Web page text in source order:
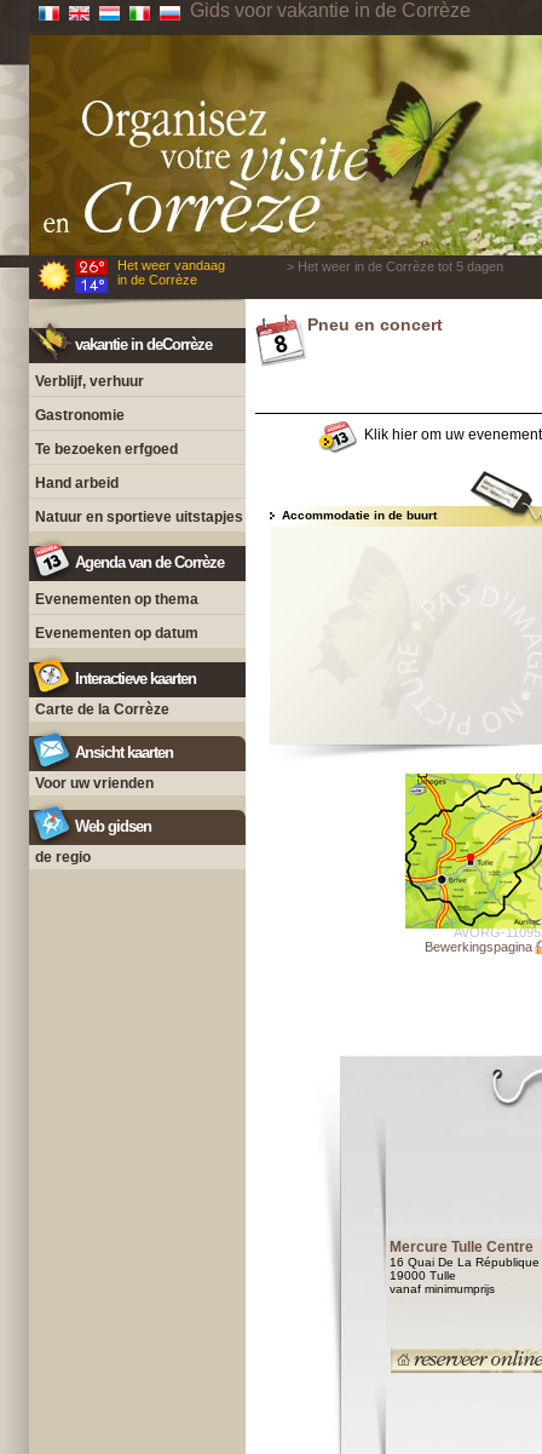
Gids voor vakantie in de Corrèze
Het weer vandaag
in de Corrèze
> Het weer in de Corrèze tot 5 dagen
vakantie in deCorrèze
Verblijf, verhuur
Gastronomie
Te bezoeken erfgoed
Hand arbeid
Natuur en sportieve uitstapjes
Agenda van de Corrèze
Evenementen op thema
Evenementen op datum
Interactieve kaarten
Carte de la Corrèze
Ansicht kaarten
Voor uw vrienden
Web gidsen
de regio
Pneu en concert
Klik hier om uw
Accommodatie in de buurt
AVORG-
Bewerkingspagina
Mercure Tulle Centre
16 Quai De La République
19000 Tulle
vanaf minimumprijs